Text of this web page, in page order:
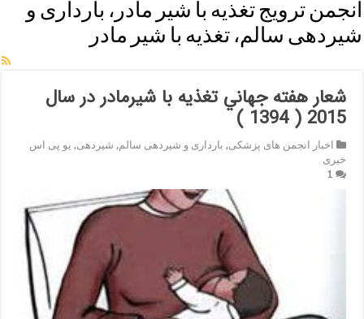
انجمن ترویج تغذیه با شیر مادر، بارداری و
شیردهی سالم، تغذیه با شیر مادر
شعار هفته جهاني تغذیه با شيرمادر در سال
2015 ( 1394 )
اخبار انجمن های پزشکی, بارداری و شیردهی سالم, شیردهی, یو پی اس
خبری
1